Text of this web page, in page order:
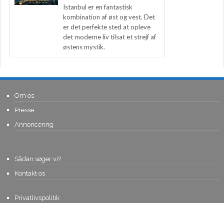
Istanbul er en fantastisk
kombination af øst og vest. Det
er det perfekte sted at opleve
det moderne liv tilsat et strejf af
østens mystik.
Om os
Presse
Annoncering
Sådan søger vi?
Kontakt os
Privatlivspolitik